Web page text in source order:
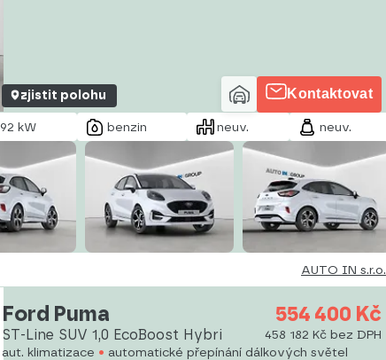
zjistit polohu Kontaktovat
92 kW benzin neuv. neuv.
AUTO IN s.r.o.
Ford Puma
ST-Line SUV 1,0 EcoBoost Hybri
554 400 Kč
458 182 Kč bez DPH
aut. klimatizace
automatické přepínání dálkových světel